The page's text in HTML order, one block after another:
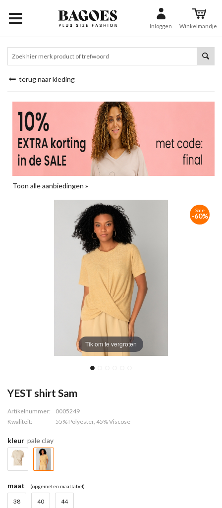
Inloggen Winkelmandje
terug naar kleding
Toon alle aanbiedingen »
Tik om te vergroten
Sale
-60%
YEST shirt Sam
Artikelnummer:
0005249
Kwaliteit:
55% Polyester, 45% Viscose
kleur pale clay
maat (opgemeten maattabel)
38 40 44